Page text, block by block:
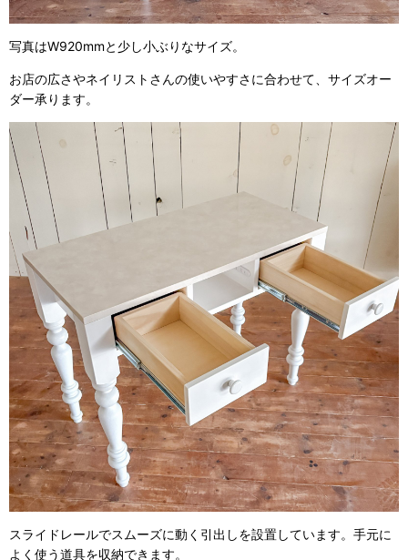
写真はW920mmと少し小ぶりなサイズ。
お店の広さやネイリストさんの使いやすさに合わせて、サイズオー
ダー承ります。
スライドレールでスムーズに動く引出しを設置しています。手元に
よく使う道具を収納できます。